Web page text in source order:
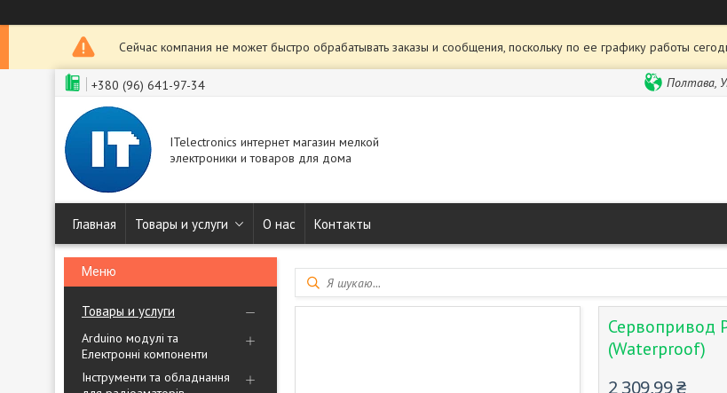
Сейчас компания не может быстро обрабатывать заказы и сообщения, поскольку по ее графику работы
+380 (96) 641-97-34 Полтава,
ITelectronics интернет магазин мелкой
электроники и товаров для дома
Главная Товары и услуги О нас Контакты
Товары и услуги
Arduino модулі та
Електронні компоненти
Інструменти та обладнання
Сервопривод
(Waterproof)
2 309,99 ₴